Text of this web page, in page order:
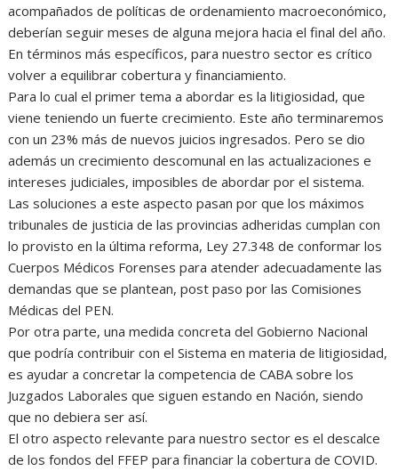
acompañados de políticas de ordenamiento macroeconómico,
deberían seguir meses de alguna mejora hacia el final del año.
En términos más específicos, para nuestro sector es crítico
volver a equilibrar cobertura y financiamiento.
Para lo cual el primer tema a abordar es la litigiosidad, que
viene teniendo un fuerte crecimiento. Este año terminaremos
con un 23% más de nuevos juicios ingresados. Pero se dio
además un crecimiento descomunal en las actualizaciones e
intereses judiciales, imposibles de abordar por el sistema.
Las soluciones a este aspecto pasan por que los máximos
tribunales de justicia de las provincias adheridas cumplan con
lo provisto en la última reforma, Ley 27.348 de conformar los
Cuerpos Médicos Forenses para atender adecuadamente las
demandas que se plantean, post paso por las Comisiones
Médicas del PEN.
Por otra parte, una medida concreta del Gobierno Nacional
que podría contribuir con el Sistema en materia de litigiosidad,
es ayudar a concretar la competencia de CABA sobre los
Juzgados Laborales que siguen estando en Nación, siendo
que no debiera ser así.
El otro aspecto relevante para nuestro sector es el descalce
de los fondos del FFEP para financiar la cobertura de COVID.